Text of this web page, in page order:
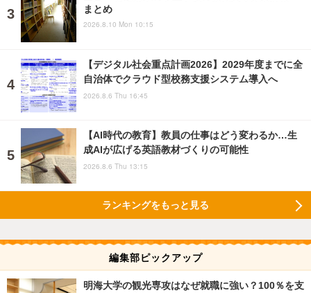
まとめ
2026.8.10 Mon 10:15
【デジタル社会重点計画2026】2029年度までに全
自治体でクラウド型校務支援システム導入へ
2026.8.6 Thu 16:45
【AI時代の教育】教員の仕事はどう変わるか…生
成AIが広げる英語教材づくりの可能性
2026.8.6 Thu 13:15
ランキングをもっと見る
編集部ピックアップ
明海大学の観光専攻はなぜ就職に強い？100％を支